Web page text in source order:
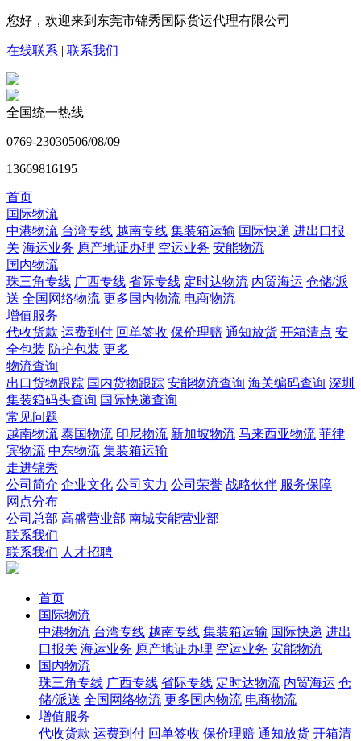
您好，欢迎来到东莞市锦秀国际货运代理有限公司
在线联系 | 联系我们
全国统一热线
0769-23030506/08/09
13669816195
首页
国际物流
中港物流 台湾专线 越南专线 集装箱运输 国际快递 进出口报
关 海运业务 原产地证办理 空运业务 安能物流
国内物流
珠三角专线 广西专线 省际专线 定时达物流 内贸海运 仓储/派
送 全国网络物流 更多国内物流 电商物流
增值服务
代收货款 运费到付 回单签收 保价理赔 通知放货 开箱清点 安
全包装 防护包装 更多
物流查询
出口货物跟踪 国内货物跟踪 安能物流查询 海关编码查询 深圳
集装箱码头查询 国际快递查询
常见问题
越南物流 泰国物流 印尼物流 新加坡物流 马来西亚物流 菲律
宾物流 中东物流 集装箱运输
走进锦秀
公司简介 企业文化 公司实力 公司荣誉 战略伙伴 服务保障
网点分布
公司总部 高盛营业部 南城安能营业部
联系我们
联系我们 人才招聘
首页
国际物流
中港物流 台湾专线 越南专线 集装箱运输 国际快递 进出
口报关 海运业务 原产地证办理 空运业务 安能物流
国内物流
珠三角专线 广西专线 省际专线 定时达物流 内贸海运 仓
储/派送 全国网络物流 更多国内物流 电商物流
增值服务
代收货款 运费到付 回单签收 保价理赔 通知放货 开箱清